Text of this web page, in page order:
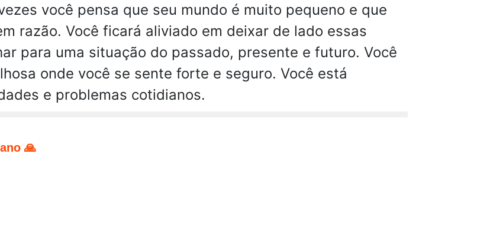
você pensa que seu mundo é muito pequeno e que
razão. Você ficará aliviado em deixar de lado essas
para uma situação do passado, presente e futuro. Você
onde você se sente forte e seguro. Você está
e problemas cotidianos.
🙏